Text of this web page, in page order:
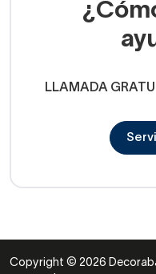
LLAMADA
Copyright © 2026